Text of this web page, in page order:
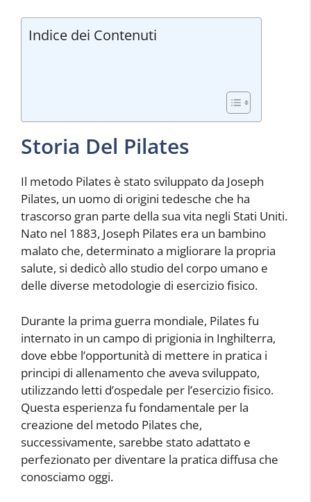
Indice dei Contenuti
Storia Del Pilates
Il metodo Pilates è stato sviluppato da Joseph
Pilates, un uomo di origini tedesche che ha
trascorso gran parte della sua vita negli Stati Uniti.
Nato nel 1883, Joseph Pilates era un bambino
malato che, determinato a migliorare la propria
salute, si dedicò allo studio del corpo umano e
delle diverse metodologie di esercizio fisico.
Durante la prima guerra mondiale, Pilates fu
internato in un campo di prigionia in Inghilterra,
dove ebbe l’opportunità di mettere in pratica i
principi di allenamento che aveva sviluppato,
utilizzando letti d’ospedale per l’esercizio fisico.
Questa esperienza fu fondamentale per la
creazione del metodo Pilates che,
successivamente, sarebbe stato adattato e
perfezionato per diventare la pratica diffusa che
conosciamo oggi.